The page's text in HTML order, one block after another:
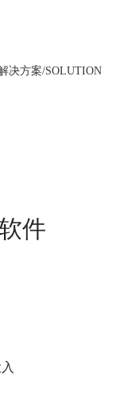
决方案/SOLUTION
件